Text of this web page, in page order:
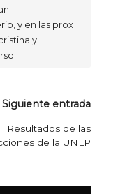
y en las prox
y
Siguiente entrada
Resultados de las
de la UNLP